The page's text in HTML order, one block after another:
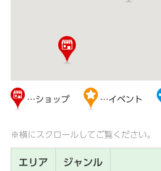
…ショップ …イベント
※横にスクロールしてご覧ください。
エリア ジャンル